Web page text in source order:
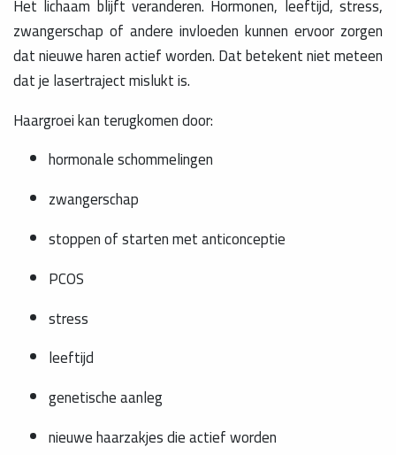
Het lichaam blijft veranderen. Hormonen, leeftijd, stress,
zwangerschap of andere invloeden kunnen ervoor zorgen
dat nieuwe haren actief worden. Dat betekent niet meteen
dat je lasertraject mislukt is.
Haargroei kan terugkomen door:
hormonale schommelingen
zwangerschap
stoppen of starten met anticonceptie
PCOS
stress
leeftijd
genetische aanleg
nieuwe haarzakjes die actief worden